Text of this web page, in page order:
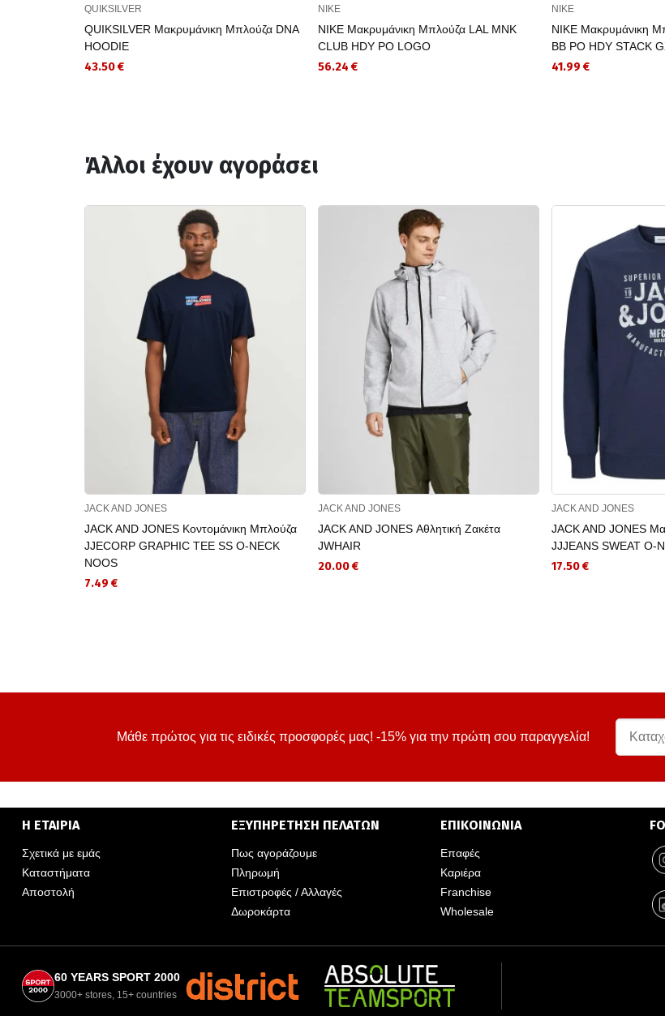
QUIKSILVER
QUIKSILVER Μακρυμάνικη Μπλούζα DNA
HOODIE
43.50 €
NIKE
NIKE Μακρυμάνικη Μπλούζα LAL MNK
CLUB HDY PO LOGO
56.24 €
NIKE
NIKE Μακρυμάνικη
BB PO HDY STACK
41.99 €
Άλλοι έχουν αγοράσει
JACK AND JONES
JACK AND JONES Κοντομάνικη Μπλούζα
JJECORP GRAPHIC TEE SS O-NECK
NOOS
7.49 €
JACK AND JONES
JACK AND JONES Αθλητική Ζακέτα
JWHAIR
20.00 €
JACK AND JONES
JACK AND JONES
JJJEANS SWEAT O-
17.50 €
Μάθε πρώτος για τις ειδικές προσφορές μας! -15% για την πρώτη σου παραγγελία!
Η ΕΤΑΙΡΙΑ
Σχετικά με εμάς
Καταστήματα
Αποστολή
ΕΞΥΠΗΡΕΤΗΣΗ ΠΕΛΑΤΩΝ
Πως αγοράζουμε
Πληρωμή
Επιστροφές / Αλλαγές
Δωροκάρτα
ΕΠΙΚΟΙΝΩΝΙΑ
Επαφές
Καριέρα
Franchise
Wholesale
60 YEARS SPORT 2000
3000+ stores, 15+ countries